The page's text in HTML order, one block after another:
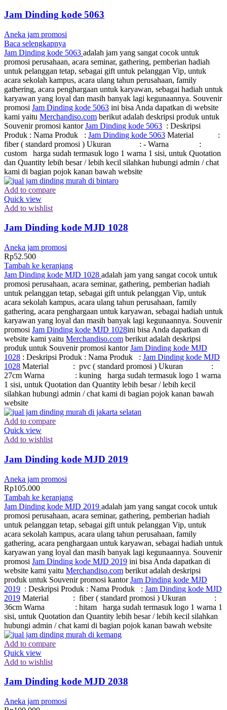
Jam Dinding kode 5063
Aneka jam promosi
Baca selengkapnya
Jam Dinding kode 5063 adalah jam yang sangat cocok untuk
promosi perusahaan, acara seminar, gathering, pemberian hadiah
untuk pelanggan tetap, sebagai gift untuk pelanggan Vip, untuk
acara sekolah kampus, acara ulang tahun perusahaan, family
gathering, acara penghargaan untuk karyawan, sebagai hadiah untuk
karyawan yang loyal dan masih banyak lagi kegunaannya. Souvenir
promosi Jam Dinding kode 5063 ini bisa Anda dapatkan di website
kami yaitu Merchandiso.com berikut adalah deskripsi produk untuk
Souvenir promosi kantorJam Dinding kode 5063 : Deskripsi
Produk : Nama Produk : Jam Dinding kode 5063 Material :
fiber ( standard promosi ) Ukuran : - Warna :
custom harga sudah termasuk logo 1 warna 1 sisi, untuk Quotation
dan Quantity lebih besar / lebih kecil silahkan hubungi admin / chat
kami di bagian pojok kanan bawah website
Add to compare
Quick view
Add to wishlist
Jam Dinding kode MJD 1028
Aneka jam promosi
Rp52.500
Tambah ke keranjang
Jam Dinding kode MJD 1028 adalah jam yang sangat cocok untuk
promosi perusahaan, acara seminar, gathering, pemberian hadiah
untuk pelanggan tetap, sebagai gift untuk pelanggan Vip, untuk
acara sekolah kampus, acara ulang tahun perusahaan, family
gathering, acara penghargaan untuk karyawan, sebagai hadiah untuk
karyawan yang loyal dan masih banyak lagi kegunaannya. Souvenir
promosi Jam Dinding kode MJD 1028ini bisa Anda dapatkan di
website kami yaitu Merchandiso.com berikut adalah deskripsi
produk untuk Souvenir promosi kantorJam Dinding kode MJD
1028 : Deskripsi Produk : Nama Produk : Jam Dinding kode MJD
1028 Material : pvc ( standard promosi ) Ukuran :
27cm Warna : kuning harga sudah termasuk logo 1 warna
1 sisi, untuk Quotation dan Quantity lebih besar / lebih kecil
silahkan hubungi admin / chat kami di bagian pojok kanan bawah
website
Add to compare
Quick view
Add to wishlist
Jam Dinding kode MJD 2019
Aneka jam promosi
Rp105.000
Tambah ke keranjang
Jam Dinding kode MJD 2019 adalah jam yang sangat cocok untuk
promosi perusahaan, acara seminar, gathering, pemberian hadiah
untuk pelanggan tetap, sebagai gift untuk pelanggan Vip, untuk
acara sekolah kampus, acara ulang tahun perusahaan, family
gathering, acara penghargaan untuk karyawan, sebagai hadiah untuk
karyawan yang loyal dan masih banyak lagi kegunaannya. Souvenir
promosi Jam Dinding kode MJD 2019 ini bisa Anda dapatkan di
website kami yaitu Merchandiso.com berikut adalah deskripsi
produk untuk Souvenir promosi kantorJam Dinding kode MJD
2019 : Deskripsi Produk : Nama Produk : Jam Dinding kode MJD
2019 Material : fiber ( standard promosi ) Ukuran :
36cm Warna : hitam harga sudah termasuk logo 1 warna 1
sisi, untuk Quotation dan Quantity lebih besar / lebih kecil silahkan
hubungi admin / chat kami di bagian pojok kanan bawah website
Add to compare
Quick view
Add to wishlist
Jam Dinding kode MJD 2038
Aneka jam promosi